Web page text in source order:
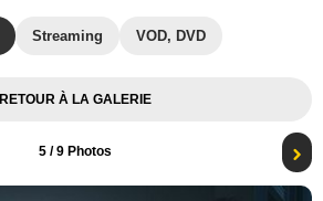
Streaming VOD, DVD
RETOUR À LA GALERIE
5 / 9 Photos